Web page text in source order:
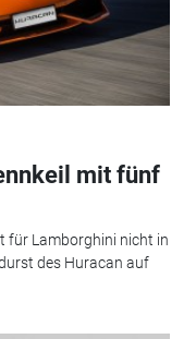
mit fünf
für Lamborghini nicht in
des Huracan auf